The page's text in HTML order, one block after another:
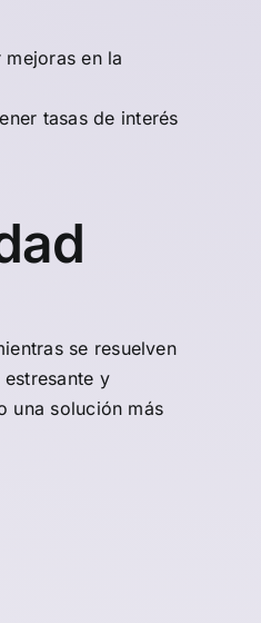
en la
tasas de interés
se resuelven
y
una solución más